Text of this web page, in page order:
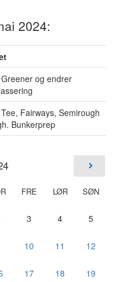
2024:
og endrer
Fairways, Semirough
Bunkerprep
FRE LØR SØN
3 4 5
10 11 12
17 18 19